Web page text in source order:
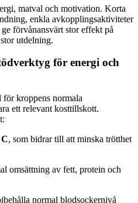
matval och motivation. Korta
enkla avkopplingsaktiviteter
förvånansvärt stor effekt på
utdelning.
för energi och
för kroppens normala
ett relevant kosttillskott.
, som bidrar till att minska trötthet
omsättning av fett, protein och
normal blodsockernivå